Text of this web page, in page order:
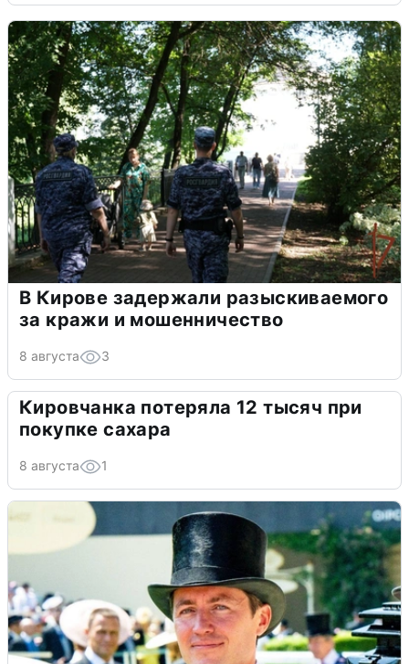
В Кирове задержали разыскиваемого
за кражи и мошенничество
8 августа 3
Кировчанка потеряла 12 тысяч при
покупке сахара
8 августа 1